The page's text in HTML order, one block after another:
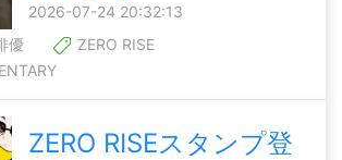
2026-07-24 20:32:13
優
ZERO RISE
ZERO RISEスタンプ登